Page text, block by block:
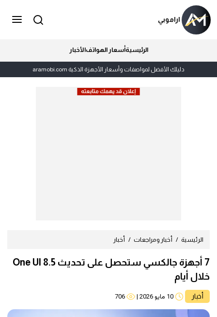
اراموبي
الرئيسيةأسعار الهواتفالأخبار
دليلك الأفضل لمواصفات وأسعار الأجهزة الذكية aramobi.com
الرئيسية أخبار ومراجعات أخبار
7 أجهزة جالكسي ستحصل على تحديث One UI 8.5
خلال أيام
أخبار 10 مايو 2026 |
706